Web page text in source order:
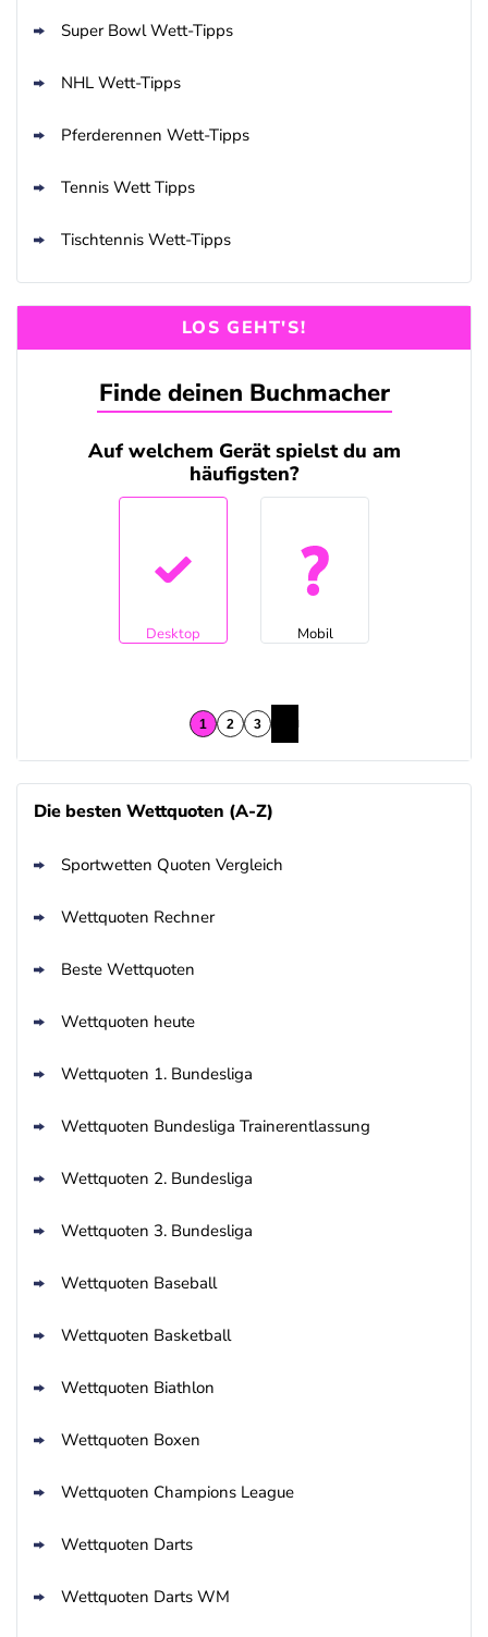
Super Bowl Wett-Tipps
NHL Wett-Tipps
Pferderennen Wett-Tipps
Tennis Wett Tipps
Tischtennis Wett-Tipps
LOS GEHT'S!
Finde deinen Buchmacher
Auf welchem Gerät spielst du am
häufigsten?
Desktop Mobil
Die besten Wettquoten (A-Z)
Sportwetten Quoten Vergleich
Wettquoten Rechner
Beste Wettquoten
Wettquoten heute
Wettquoten 1. Bundesliga
Wettquoten Bundesliga Trainerentlassung
Wettquoten 2. Bundesliga
Wettquoten 3. Bundesliga
Wettquoten Baseball
Wettquoten Basketball
Wettquoten Biathlon
Wettquoten Boxen
Wettquoten Champions League
Wettquoten Darts
Wettquoten Darts WM